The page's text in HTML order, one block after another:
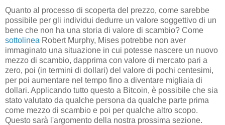
Quanto al processo di scoperta del prezzo, come sarebbe
possibile per gli individui dedurre un valore soggettivo di un
bene che non ha una storia di valore di scambio? Come
sottolinea Robert Murphy, Mises potrebbe non aver
immaginato una situazione in cui potesse nascere un nuovo
mezzo di scambio, dapprima con valore di mercato pari a
zero, poi (in termini di dollari) del valore di pochi centesimi,
per poi aumentare nel tempo fino a diventare migliaia di
dollari. Applicando tutto questo a Bitcoin, è possibile che sia
stato valutato da qualche persona da qualche parte prima
come mezzo di scambio e poi per qualche altro scopo.
Questo sarà l'argomento della nostra prossima sezione.